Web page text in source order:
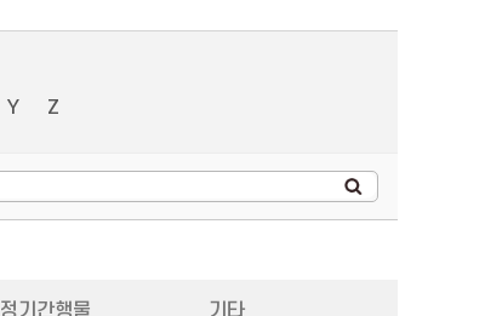
Y Z
정기간행물 기타